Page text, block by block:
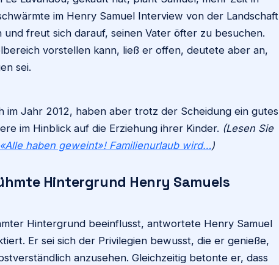
im Henry Samuel Interview von der Landschaft
freut sich darauf, seinen Vater öfter zu besuchen.
vorstellen kann, ließ er offen, deutete aber an,
sei.
im Jahr 2012, haben aber trotz der Scheidung ein gutes
im Hinblick auf die Erziehung ihrer Kinder. (Lesen Sie
haben geweint»! Familienurlaub wird…)
Hintergrund Henry Samuels
Hintergrund beeinflusst, antwortete Henry Samuel
Er sei sich der Privilegien bewusst, die er genieße,
anzusehen. Gleichzeitig betonte er, dass